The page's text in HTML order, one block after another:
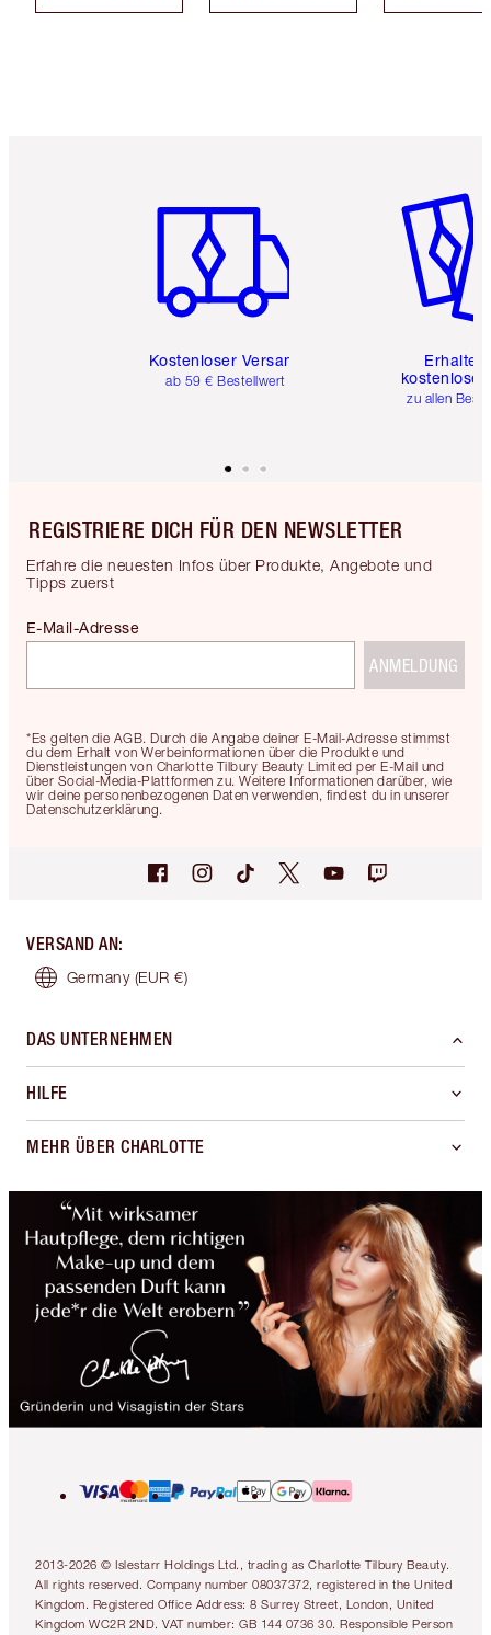
Kostenloser Versand
ab 59 € Bestellwert
Erhalte
kostenlose
zu allen
REGISTRIERE DICH FÜR DEN NEWSLETTER
Erfahre die neuesten Infos über Produkte, Angebote und
Tipps zuerst
*Es gelten die AGB. Durch die Angabe deiner E-Mail-Adresse stimmst
du dem Erhalt von Werbeinformationen über die Produkte und
Dienstleistungen von Charlotte Tilbury Beauty Limited per E-Mail und
über Social-Media-Plattformen zu. Weitere Informationen darüber, wie
wir deine personenbezogenen Daten verwenden, findest du in unserer
Datenschutzerklärung.
E-Mail-Adresse
ANMELDUNG
VERSAND AN:
Germany (EUR €)
DAS UNTERNEHMEN
HILFE
MEHR ÜBER CHARLOTTE
2013-2026 © Islestarr Holdings Ltd., trading as Charlotte Tilbury Beauty.
All rights reserved. Company number 08037372, registered in the United
Kingdom. Registered Office Address: 8 Surrey Street, London, United
Kingdom WC2R 2ND. VAT number: GB 144 0736 30. Responsible Person